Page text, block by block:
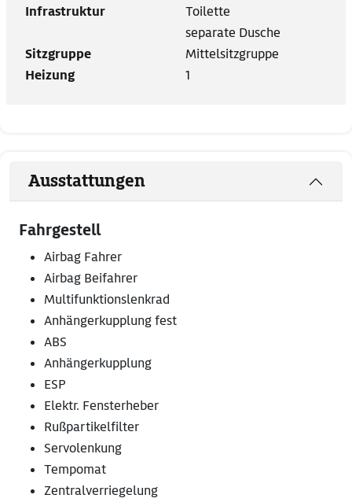
Infrastruktur
Toilette
separate Dusche
Sitzgruppe
Mittelsitzgruppe
Heizung
1
Ausstattungen
Fahrgestell
Airbag Fahrer
Airbag Beifahrer
Multifunktionslenkrad
Anhängerkupplung fest
ABS
Anhängerkupplung
ESP
Elektr. Fensterheber
Rußpartikelfilter
Servolenkung
Tempomat
Zentralverriegelung